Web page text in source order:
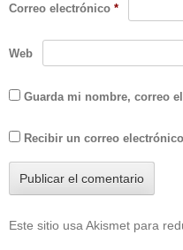
Correo electrónico *
Web
Guarda mi nombre, correo
Recibir un correo
Este sitio usa Akismet para